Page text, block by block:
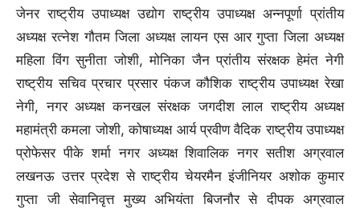
जेनर राष्ट्रीय उपाध्यक्ष उद्योग राष्ट्रीय उपाध्यक्ष अन्नपूर्णा प्रांतीय
अध्यक्ष रत्नेश गौतम जिला अध्यक्ष लायन एस आर गुप्ता जिला अध्यक्ष
महिला विंग सुनीता जोशी, मोनिका जैन प्रांतीय संरक्षक हेमंत नेगी
राष्ट्रीय सचिव प्रचार प्रसार पंकज कौशिक राष्ट्रीय उपाध्यक्ष रेखा
नेगी, नगर अध्यक्ष कनखल संरक्षक जगदीश लाल राष्ट्रीय अध्यक्ष
महामंत्री कमला जोशी, कोषाध्यक्ष आर्य प्रवीण वैदिक राष्ट्रीय उपाध्यक्ष
प्रोफेसर पीके शर्मा नगर अध्यक्ष शिवालिक नगर सतीश अग्रवाल
लखनऊ उत्तर प्रदेश से राष्ट्रीय चेयरमैन इंजीनियर अशोक कुमार
गुप्ता जी सेवानिवृत्त मुख्य अभियंता बिजनौर से दीपक अग्रवाल